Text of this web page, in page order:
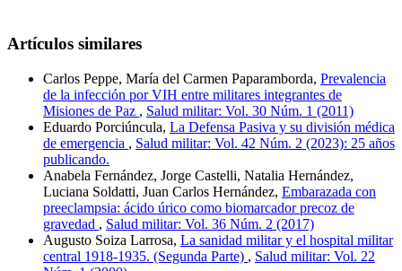
Artículos similares
Carlos Peppe, María del Carmen Paparamborda, Prevalencia
de la infección por VIH entre militares integrantes de
Misiones de Paz , Salud militar: Vol. 30 Núm. 1 (2011)
Eduardo Porciúncula, La Defensa Pasiva y su división médica
de emergencia , Salud militar: Vol. 42 Núm. 2 (2023): 25 años
publicando.
Anabela Fernández, Jorge Castelli, Natalia Hernández,
Luciana Soldatti, Juan Carlos Hernández, Embarazada con
preeclampsia: ácido úrico como biomarcador precoz de
gravedad , Salud militar: Vol. 36 Núm. 2 (2017)
Augusto Soiza Larrosa, La sanidad militar y el hospital militar
central 1918-1935. (Segunda Parte) , Salud militar: Vol. 22